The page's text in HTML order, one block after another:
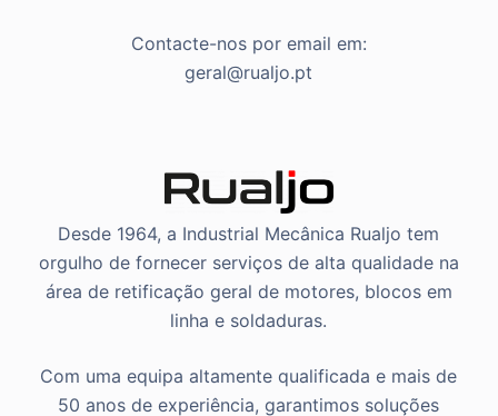
Contacte-nos por email em:
geral@rualjo.pt
Desde 1964, a Industrial Mecânica Rualjo tem
orgulho de fornecer serviços de alta qualidade na
área de retificação geral de motores, blocos em
linha e soldaduras.
Com uma equipa altamente qualificada e mais de
50 anos de experiência, garantimos soluções